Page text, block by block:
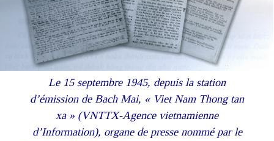
Le 15 septembre 1945, depuis la station
d’émission de Bach Mai, « Viet Nam Thong tan
xa » (VNTTX-Agence vietnamienne
d’Information), organe de presse nommé par le